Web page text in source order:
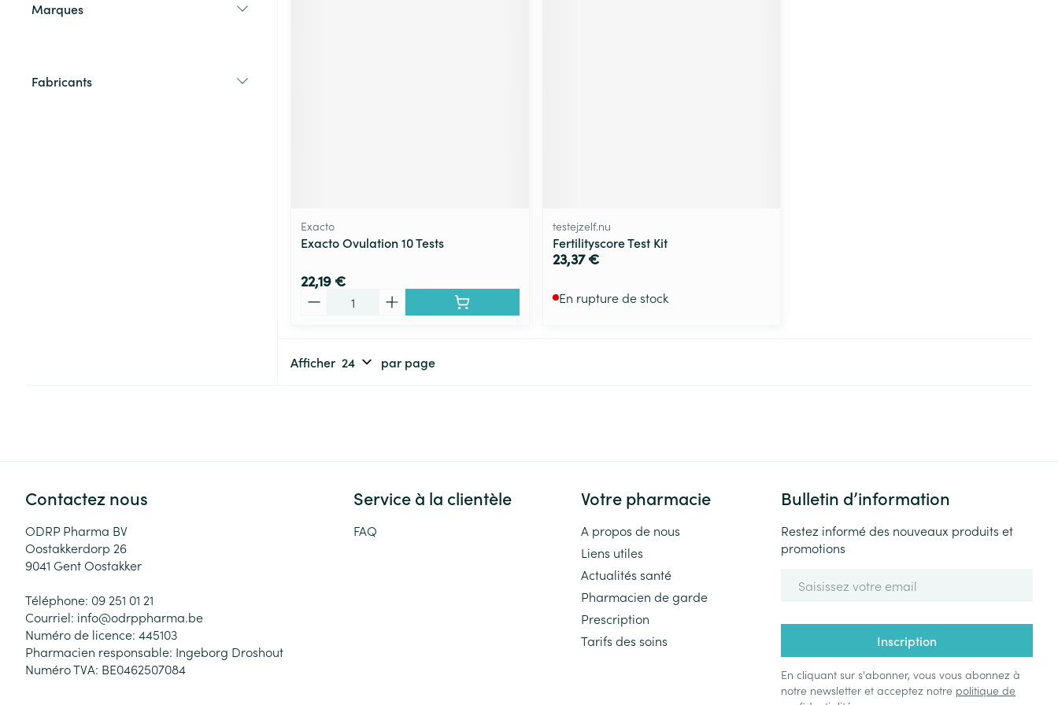
Marques
Fabricants
Exacto
Exacto Ovulation 10 Tests
22,19 €
testejzelf.nu
Fertilityscore Test Kit
23,37 €
En rupture de stock
Afficher par page
Contactez nous
ODRP Pharma BV
Oostakkerdorp 26
9041 Gent Oostakker
Téléphone: 09 251 01 21
Courriel: info@odrppharma.be
Numéro de licence: 445103
Pharmacien responsable: Ingeborg Droshout
Numéro TVA: BE0462507084
Service à la clientèle
FAQ
Votre pharmacie
A propos de nous
Liens utiles
Actualités santé
Pharmacien de garde
Prescription
Tarifs des soins
Bulletin d’information
Restez informé des nouveaux produits et
promotions
Inscription
En cliquant sur s'abonner, vous vous abonnez à
notre newsletter et acceptez notre politique de